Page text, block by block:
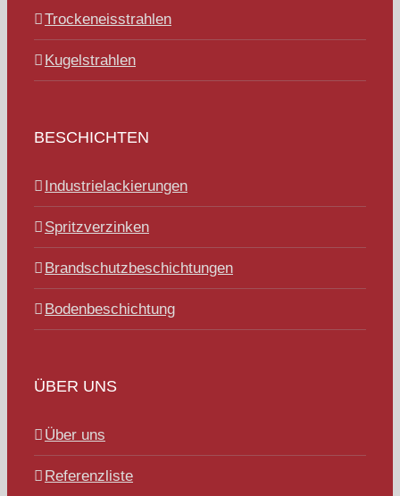
Trockeneisstrahlen
Kugelstrahlen
BESCHICHTEN
Industrielackierungen
Spritzverzinken
Brandschutzbeschichtungen
Bodenbeschichtung
ÜBER UNS
Über uns
Referenzliste